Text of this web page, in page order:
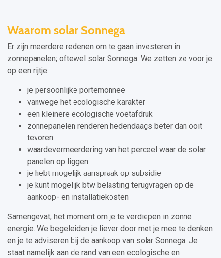
Waarom solar Sonnega
Er zijn meerdere redenen om te gaan investeren in
zonnepanelen; oftewel solar Sonnega. We zetten ze voor je
op een rijtje:
je persoonlijke portemonnee
vanwege het ecologische karakter
een kleinere ecologische voetafdruk
zonnepanelen renderen hedendaags beter dan ooit
tevoren
waardevermeerdering van het perceel waar de solar
panelen op liggen
je hebt mogelijk aanspraak op subsidie
je kunt mogelijk btw belasting terugvragen op de
aankoop- en installatiekosten
Samengevat; het moment om je te verdiepen in zonne
energie. We begeleiden je liever door met je mee te denken
en je te adviseren bij de aankoop van solar Sonnega. Je
staat namelijk aan de rand van een ecologische en